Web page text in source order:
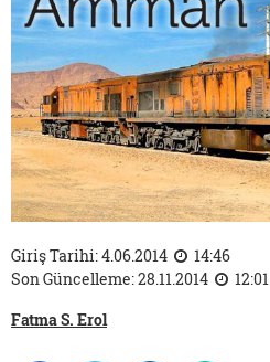
Giriş Tarihi: 4.06.2014
14:46
Son Güncelleme: 28.11.2014
12:01
Fatma S. Erol